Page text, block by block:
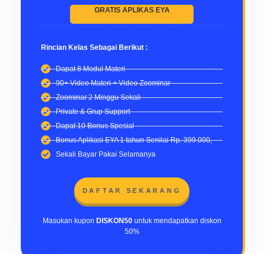
GRATIS APLIKAS EYA
Rincian Kelas Sebagai Berikut :
Dapat 8 Modul Materi
90+ Video Materi + Video Zoominar
Zoominar 2 Minggu Sekali
Private & Grup Support
Dapat 10 Bonus Spesial
Bonus Aplikasi EYA 1 tahun Senilai Rp. 399.000,-
Sekali Bayar Pakai Selamanya
DAFTAR SEKARANG
Masukan kupon DISKON50 untuk mendapatkan diskon
50%